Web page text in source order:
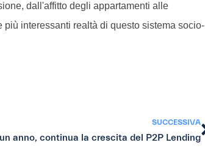
dall'affitto degli appartamenti alle
interessanti realtà di questo sistema socio-
SUCCESSIVA
anno, continua la crescita del P2P Lending